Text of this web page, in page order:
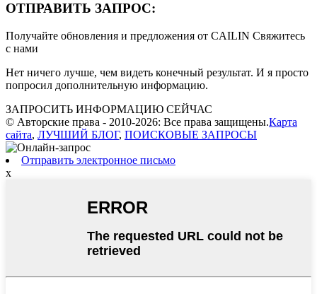
ОТПРАВИТЬ ЗАПРОС:
Получайте обновления и предложения от CAILIN Свяжитесь
с нами
Нет ничего лучше, чем видеть конечный результат. И я просто
попросил дополнительную информацию.
ЗАПРОСИТЬ ИНФОРМАЦИЮ СЕЙЧАС
© Авторские права - 2010-2026: Все права защищены.Карта
сайта, ЛУЧШИЙ БЛОГ, ПОИСКОВЫЕ ЗАПРОСЫ
Отправить электронное письмо
x